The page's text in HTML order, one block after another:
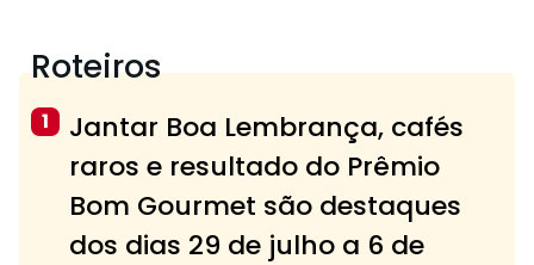
Roteiros
1
Jantar Boa Lembrança, cafés
raros e resultado do Prêmio
Bom Gourmet são destaques
dos dias 29 de julho a 6 de